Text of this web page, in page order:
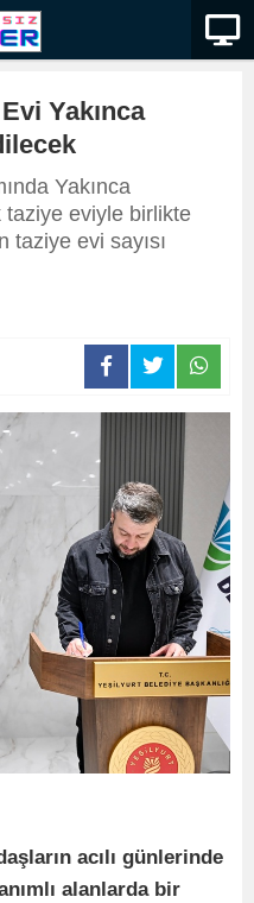
Yakınca
Yakınca
eviyle birlikte
taziye evi sayısı
acılı günlerinde
alanlarda bir